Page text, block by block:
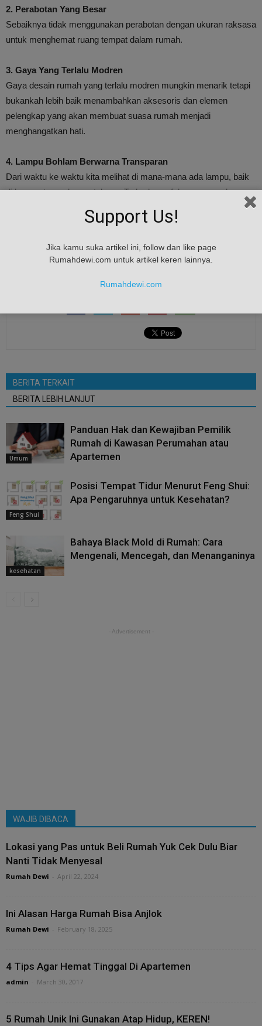
2. Perabotan Yang Besar
Sebaiknya tidak menggunakan perabotan dengan ukuran raksasa
untuk menghemat ruang tempat dalam rumah.
3. Gaya Yang Terlalu Modren
Gaya desain rumah yang terlalu modren mungkin menarik tetapi
bukankah lebih baik menambahkan aksesoris dan elemen
pelengkap yang akan membuat suasa rumah menjadi
menghangatkan hati.
4. Lampu Bohlam Berwarna Transparan
Dari waktu ke waktu kita melihat di mana-mana ada lampu, baik
di bar, restoran dan pertokoan. Terkadang efek yang mereka
sama. Sekarang saatnya untuk meninggalkan pilihan ini dan
dan retro dengan berbagai warna menarik.
BERITA TERKAIT
BERITA LEBIH LANJUT
Umum
Panduan Hak dan Kewajiban Pemilik
Rumah di Kawasan Perumahan atau
Apartemen
Feng Shui
Posisi Tempat Tidur Menurut Feng Shui:
Apa Pengaruhnya untuk Kesehatan?
kesehatan
Bahaya Black Mold di Rumah: Cara
Mengenali, Mencegah, dan Menanganinya
- Advertisement -
WAJIB DIBACA
Lokasi yang Pas untuk Beli Rumah Yuk Cek Dulu Biar
Nanti Tidak Menyesal
Rumah Dewi April 22, 2024
Ini Alasan Harga Rumah Bisa Anjlok
Rumah Dewi February 18, 2025
4 Tips Agar Hemat Tinggal Di Apartemen
admin March 30, 2017
5 Rumah Unik Ini Gunakan Atap Hidup, KEREN!
Support Us!
Jika kamu suka artikel ini, follow dan like page
Rumahdewi.com untuk artikel keren lainnya.
Rumahdewi.com